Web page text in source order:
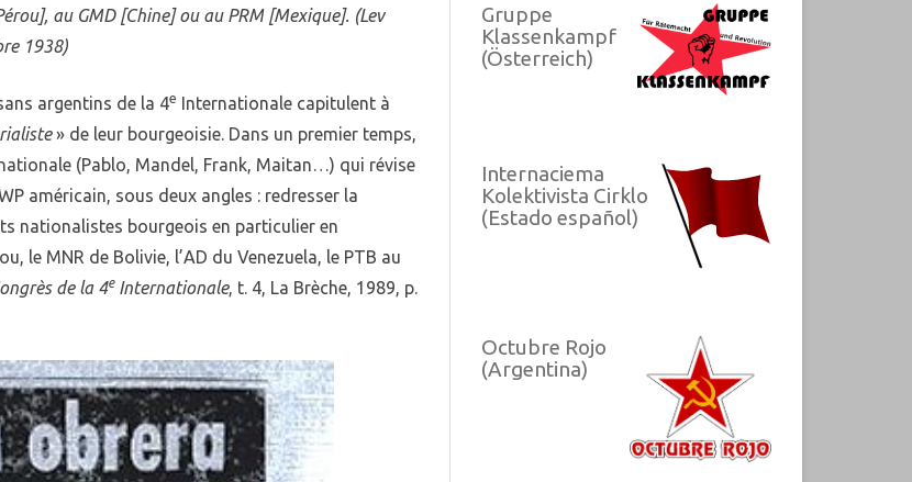
au GMD [Chine] ou au PRM [Mexique]. (Lev
1938)
argentins de la 4e Internationale capitulent à
» de leur bourgeoisie. Dans un premier temps,
(Pablo, Mandel, Frank, Maitan…) qui révise
américain, sous deux angles : redresser la
nationalistes bourgeois en particulier en
le MNR de Bolivie, l’AD du Venezuela, le PTB au
de la 4eInternationale, t. 4, La Brèche, 1989, p.
Gruppe
Klassenkampf
(Österreich)
Internaciema
Kolektivista Cirklo
(Estado español)
Octubre Rojo
(Argentina)